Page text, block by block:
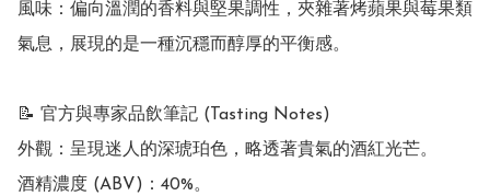
風味：偏向溫潤的香料與堅果調性，夾雜著烤蘋果與莓果類
氣息，展現的是一種沉穩而醇厚的平衡感。
📝 官方與專家品飲筆記 (Tasting Notes)
外觀：呈現迷人的深琥珀色，略透著貴氣的酒紅光芒。
酒精濃度 (ABV)：40%。